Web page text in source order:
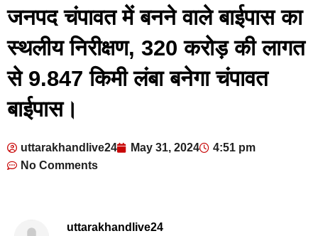
जनपद चंपावत में बनने वाले बाईपास का
स्थलीय निरीक्षण, 320 करोड़ की लागत
से 9.847 किमी लंबा बनेगा चंपावत
बाईपास।
uttarakhandlive24 May 31, 2024
4:51 pm
No Comments
uttarakhandlive24